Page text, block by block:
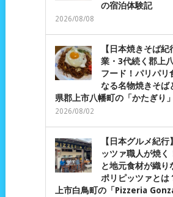
の宿泊体験記
2026/08/08
【日本焼きそば紀
業・3代続く郡上
フード！パリパリ
なる名物焼きそば
県郡上市八幡町の「かたぎり」
2026/08/02
【日本グルメ紀
ッツァ職人が焼く
と地元食材が織り
ポリピッツァと
上市白鳥町の「Pizzeria